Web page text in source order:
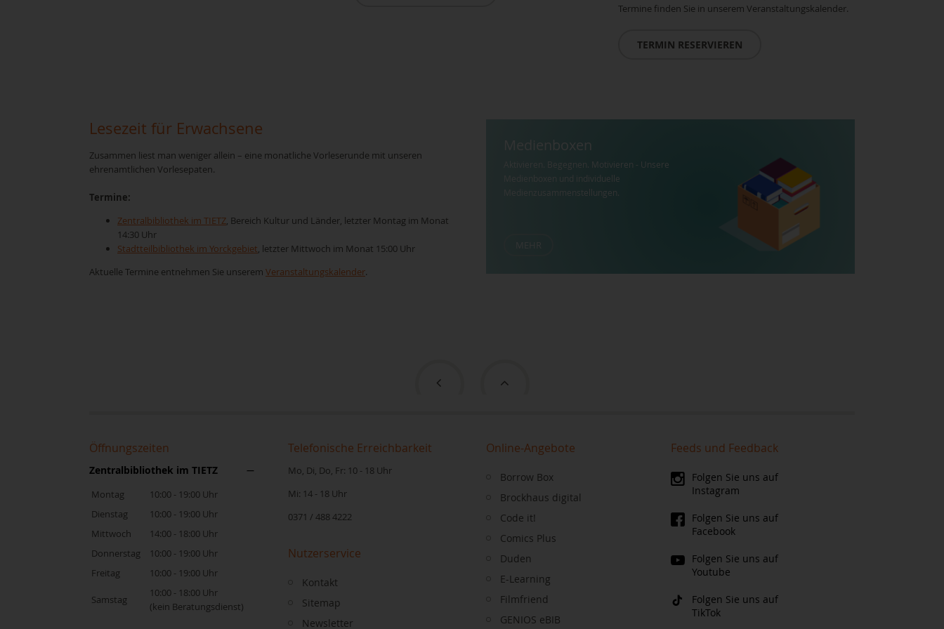
Termine finden Sie in unserem Veranstaltungskalender.
TERMIN RESERVIEREN
Lesezeit für Erwachsene
Zusammen liest man weniger allein – eine monatliche Vorleserunde mit unseren
ehrenamtlichen Vorlesepaten.
Termine:
Zentralbibliothek im TIETZ, Bereich Kultur und Länder, letzter Montag im Monat
14:30 Uhr
Stadtteilbibliothek im Yorckgebiet, letzter Mittwoch im Monat 15:00 Uhr
Aktuelle Termine entnehmen Sie unserem Veranstaltungskalender.
Medienboxen
Aktivieren. Begegnen. Motivieren - Unsere
Medienboxen und individuelle
Medienzusammenstellungen.
Öffnungszeiten
Zentralbibliothek im TIETZ
Montag
10:00 - 19:00 Uhr
Dienstag
10:00 - 19:00 Uhr
Mittwoch
14:00 - 18:00 Uhr
Donnerstag
10:00 - 19:00 Uhr
Freitag
10:00 - 19:00 Uhr
Samstag
10:00 - 18:00 Uhr
(kein Beratungsdienst)
Telefonische Erreichbarkeit
Mo, Di, Do, Fr: 10 - 18 Uhr
Mi: 14 - 18 Uhr
0371 / 488 4222
Nutzerservice
Kontakt
Sitemap
Newsletter
Online-Angebote
Borrow Box
Brockhaus digital
Code it!
Comics Plus
Duden
E-Learning
Filmfriend
GENIOS eBIB
Feeds und Feedback
Folgen Sie uns auf
Instagram
Folgen Sie uns auf
Facebook
Folgen Sie uns auf
Youtube
Folgen Sie uns auf
TikTok